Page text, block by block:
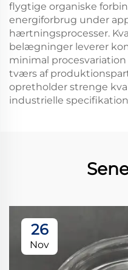
flygtige organiske
energiforbrug under
hærtningsprocesser.
belægninger leverer
minimal
tværs af
opretholder strenge
industrielle
26
Nov